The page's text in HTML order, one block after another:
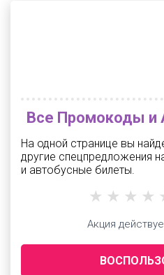
Все Промокоды и
На одной странице вы
другие спецпредложения
и автобусные билеты.
Акция